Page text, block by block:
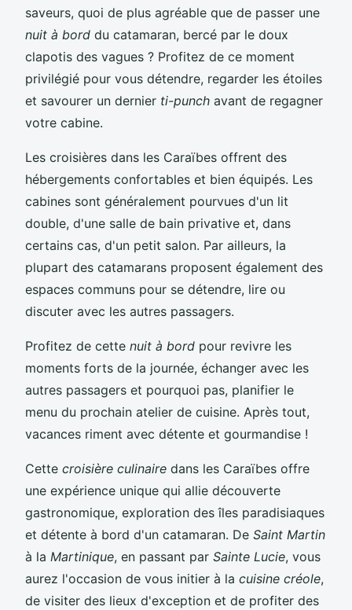
saveurs, quoi de plus agréable que de passer une
nuit à bord du catamaran, bercé par le doux
clapotis des vagues ? Profitez de ce moment
privilégié pour vous détendre, regarder les étoiles
et savourer un dernier ti-punch avant de regagner
votre cabine.
Les croisières dans les Caraïbes offrent des
hébergements confortables et bien équipés. Les
cabines sont généralement pourvues d'un lit
double, d'une salle de bain privative et, dans
certains cas, d'un petit salon. Par ailleurs, la
plupart des catamarans proposent également des
espaces communs pour se détendre, lire ou
discuter avec les autres passagers.
Profitez de cette nuit à bord pour revivre les
moments forts de la journée, échanger avec les
autres passagers et pourquoi pas, planifier le
menu du prochain atelier de cuisine. Après tout,
vacances riment avec détente et gourmandise !
Cette croisière culinaire dans les Caraïbes offre
une expérience unique qui allie découverte
gastronomique, exploration des îles paradisiaques
et détente à bord d'un catamaran. De Saint Martin
à la Martinique, en passant par Sainte Lucie, vous
aurez l'occasion de vous initier à la cuisine créole,
de visiter des lieux d'exception et de profiter des